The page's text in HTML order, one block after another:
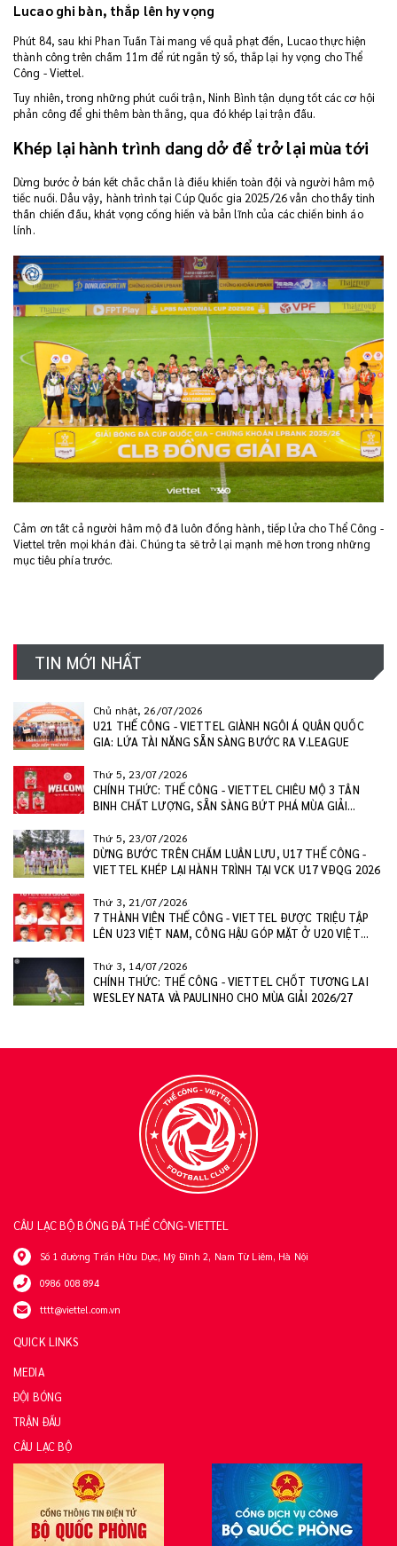
Lucao ghi bàn, thắp lên hy vọng
Phút 84, sau khi Phan Tuấn Tài mang về quả phạt đền, Lucao thực hiện
thành công trên chấm 11m để rút ngắn tỷ số, thắp lại hy vọng cho Thể
Công - Viettel.
Tuy nhiên, trong những phút cuối trận, Ninh Bình tận dụng tốt các cơ hội
phản công để ghi thêm bàn thắng, qua đó khép lại trận đấu.
Khép lại hành trình dang dở để trở lại mùa tới
Dừng bước ở bán kết chắc chắn là điều khiến toàn đội và người hâm mộ
tiếc nuối. Dẫu vậy, hành trình tại Cúp Quốc gia 2025/26 vẫn cho thấy tinh
thần chiến đấu, khát vọng cống hiến và bản lĩnh của các chiến binh áo
lính.
Cảm ơn tất cả người hâm mộ đã luôn đồng hành, tiếp lửa cho Thể Công -
Viettel trên mọi khán đài. Chúng ta sẽ trở lại mạnh mẽ hơn trong những
mục tiêu phía trước.
TIN MỚI NHẤT
Chủ nhật, 26/07/2026
U21 THỂ CÔNG - VIETTEL GIÀNH NGÔI Á QUÂN QUỐC
GIA: LỨA TÀI NĂNG SẴN SÀNG BƯỚC RA V.LEAGUE
Thứ 5, 23/07/2026
CHÍNH THỨC: THỂ CÔNG - VIETTEL CHIÊU MỘ 3 TÂN
BINH CHẤT LƯỢNG, SẴN SÀNG BỨT PHÁ MÙA GIẢI
Thứ 5, 23/07/2026
DỪNG BƯỚC TRÊN CHẤM LUÂN LƯU, U17 THỂ CÔNG -
VIETTEL KHÉP LẠI HÀNH TRÌNH TẠI VCK U17 VĐQG 2026
Thứ 3, 21/07/2026
7 THÀNH VIÊN THỂ CÔNG - VIETTEL ĐƯỢC TRIỆU TẬP
LÊN U23 VIỆT NAM, CÔNG HẬU GÓP MẶT Ở U20 VIỆT
Thứ 3, 14/07/2026
CHÍNH THỨC: THỂ CÔNG - VIETTEL CHỐT TƯƠNG LAI
WESLEY NATA VÀ PAULINHO CHO MÙA GIẢI 2026/27
CÂU LẠC BỘ BÓNG ĐÁ THỂ CÔNG-VIETTEL
Số 1 đường Trần Hữu Dực, Mỹ Đình 2, Nam Từ Liêm, Hà Nội
0986 008 894
tttt@viettel.com.vn
QUICK LINKS
MEDIA
ĐỘI BÓNG
TRẬN ĐẤU
CÂU LẠC BỘ